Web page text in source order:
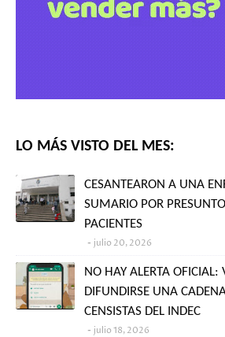
LO MÁS VISTO DEL MES:
CESANTEARON A UNA
SUMARIO POR
PACIENTES
julio 20, 2026
NO HAY ALERTA OFICIAL:
DIFUNDIRSE UNA
CENSISTAS DEL INDEC
julio 18, 2026